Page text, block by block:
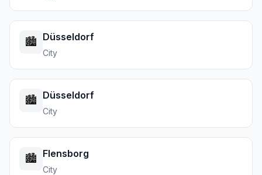
🏙️ Düsseldorf
City
🏙️ Düsseldorf
City
🏙️ Flensborg
City